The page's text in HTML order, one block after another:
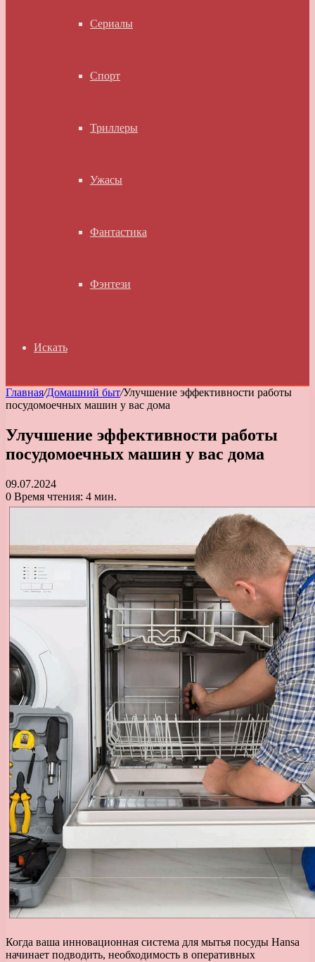
Сериалы
Спорт
Триллеры
Ужасы
Фантастика
Фэнтези
Искать
Главная/Домашний быт/Улучшение эффективности работы
посудомоечных машин у вас дома
Улучшение эффективности работы
посудомоечных машин у вас дома
09.07.2024
0 Время чтения: 4 мин.
Когда ваша инновационная система для мытья посуды Hansa
начинает подводить, необходимость в оперативных